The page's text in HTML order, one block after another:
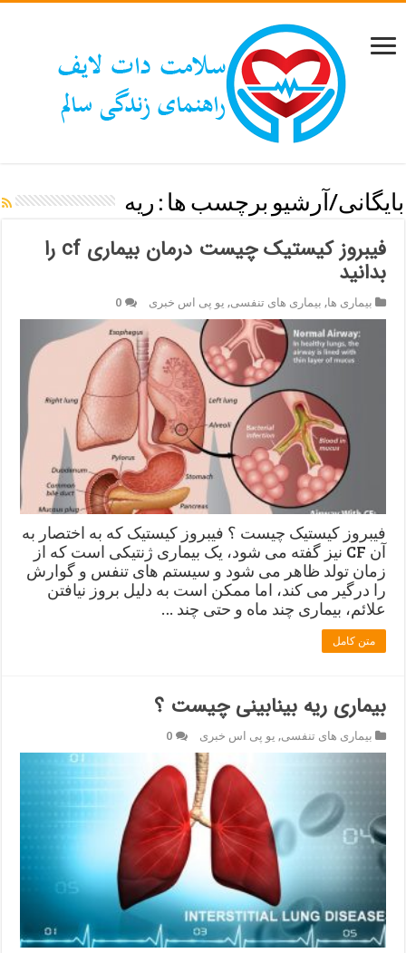
بایگانی/آرشیو برچسب ها : ریه
فیبروز کیستیک چیست درمان بیماری cf را
بدانید
بیماری ها, بیماری های تنفسی, یو پی اس خبری 0
فیبروز کیستیک چیست ؟ فیبروز کیستیک که به اختصار به
آن CF نیز گفته می شود، یک بیماری ژنتیکی است که از
زمان تولد ظاهر می شود و سیستم های تنفس و گوارش
را درگیر می کند، اما ممکن است به دلیل بروز نیافتن
علائم، بیماری چند ماه و حتی چند …
متن کامل
بیماری ریه بینابینی چیست ؟
بیماری های تنفسی, یو پی اس خبری 0